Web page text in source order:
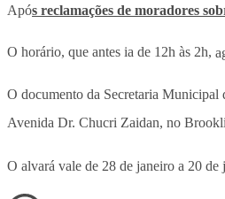
Após reclamações de moradores
O horário, que antes ia de 12h às 2h,
O documento da Secretaria
Avenida Dr. Chucri Zaidan, no
O alvará vale de 28 de janeiro a 20 de